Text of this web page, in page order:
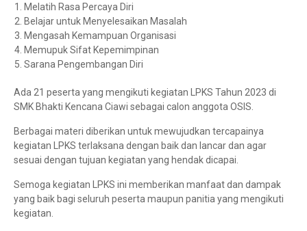
Melatih Rasa Percaya Diri
Belajar untuk Menyelesaikan Masalah
Mengasah Kemampuan Organisasi
Memupuk Sifat Kepemimpinan
Sarana Pengembangan Diri
Ada 21 peserta yang mengikuti kegiatan LPKS Tahun 2023 di
SMK Bhakti Kencana Ciawi sebagai calon anggota OSIS.
Berbagai materi diberikan untuk mewujudkan tercapainya
kegiatan LPKS terlaksana dengan baik dan lancar dan agar
sesuai dengan tujuan kegiatan yang hendak dicapai.
Semoga kegiatan LPKS ini memberikan manfaat dan dampak
yang baik bagi seluruh peserta maupun panitia yang mengikuti
kegiatan.